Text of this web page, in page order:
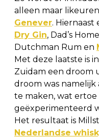
alleen maar
Genever. Hiernaast
Dry Gin, Dad’s
Dutchman Rum en
Met deze laatste is
Zuidam een droom
droom was
te maken, wat ertoe
geëxperimenteerd
Het resultaat is
Nederlandse